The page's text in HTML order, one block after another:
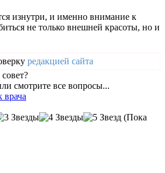
изнутри, и именно внимание к
не только внешней красоты, но и
редакцией сайта
смотрите все вопросы...
врача
(Пока